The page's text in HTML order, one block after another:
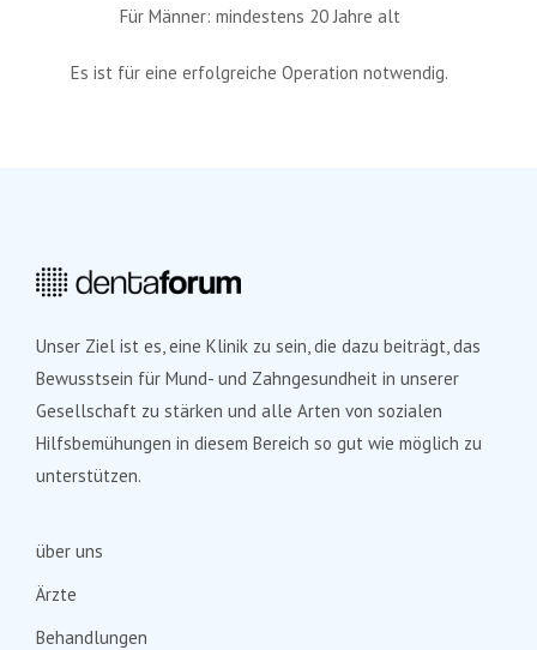
Für Männer: mindestens 20 Jahre alt
Es ist für eine erfolgreiche Operation notwendig.
Unser Ziel ist es, eine Klinik zu sein, die dazu beiträgt, das
Bewusstsein für Mund- und Zahngesundheit in unserer
Gesellschaft zu stärken und alle Arten von sozialen
Hilfsbemühungen in diesem Bereich so gut wie möglich zu
unterstützen.
über uns
Ärzte
Behandlungen